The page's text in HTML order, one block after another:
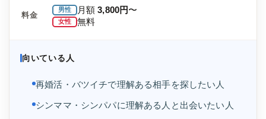
料金
男性 月額3,800円〜
女性 無料
向いている人
再婚活・バツイチで理解ある相手を探したい人
シンママ・シンパパに理解ある人と出会いたい人